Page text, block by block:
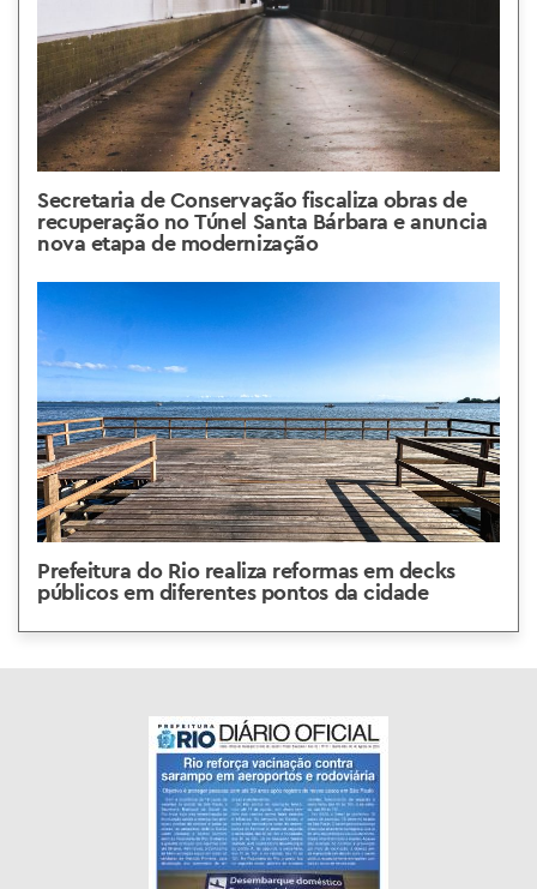
Secretaria de Conservação fiscaliza obras de
recuperação no Túnel Santa Bárbara e anuncia
nova etapa de modernização
Prefeitura do Rio realiza reformas em decks
públicos em diferentes pontos da cidade